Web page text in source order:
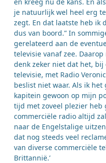
je natuurlijk wel heel erg
zegt. En dat laatste heb ik
dus van boord.” In
gerelateerd aan de
televisie vanaf zee. Daarop
denk zeker niet dat het, bij
televisie, met Radio
beslist niet waar. Als ik
kapitein gewoon op mijn
tijd met zoveel plezier heb
commerciële radio altijd
naar de Engelstalige
dat nog steeds veel
van diverse commerciële
Brittannië.’